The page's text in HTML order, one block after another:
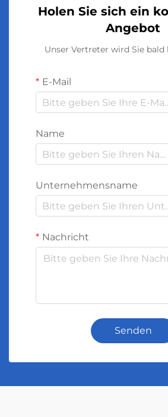
Holen Sie sich ein
Angebot
Unser Vertreter wird Sie bald
E-Mail
Name
Unternehmensname
Nachricht
Senden